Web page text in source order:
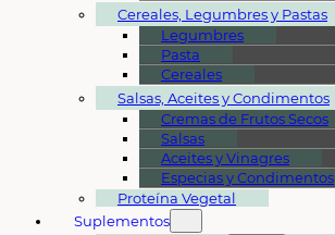
Cereales, Legumbres y Pastas
Legumbres
Pasta
Cereales
Salsas, Aceites y Condimentos
Cremas de Frutos Secos
Salsas
Aceites y Vinagres
Especias y Condimentos
Proteína Vegetal
Suplementos